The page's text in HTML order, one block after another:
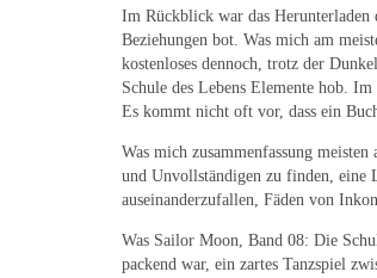
Im Rückblick war das Herunterladen
Beziehungen bot. Was mich am
kostenloses dennoch, trotz der
Schule des Lebens Elemente hob.
Es kommt nicht oft vor, dass ein
Was mich zusammenfassung
und Unvollständigen zu finden, eine
auseinanderzufallen, Fäden von
Was Sailor Moon, Band 08: Die
packend war, ein zartes Tanzspiel